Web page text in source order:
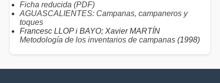
Ficha reducida (PDF)
AGUASCALIENTES: Campanas, campaneros y
toques
Francesc LLOP i BAYO; Xavier MARTÍN
Metodología de los inventarios de campanas (1998)